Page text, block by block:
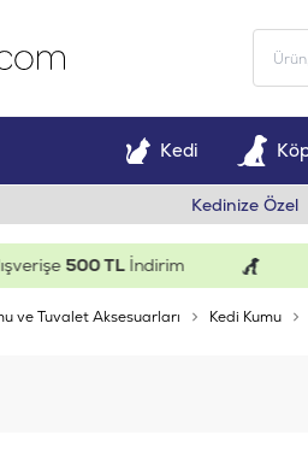
Kedi
Kedinize Özel
500 TLİndirim
ve Tuvalet Aksesuarları Kedi Kumu